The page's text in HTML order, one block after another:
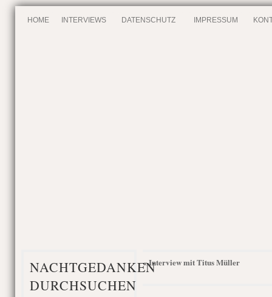
HOME INTERVIEWS DATENSCHUTZ IMPRESSUM
NACHTGEDANKEN
DURCHSUCHEN
«Interview mit Titus Müller